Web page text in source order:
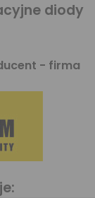
diody
- firma